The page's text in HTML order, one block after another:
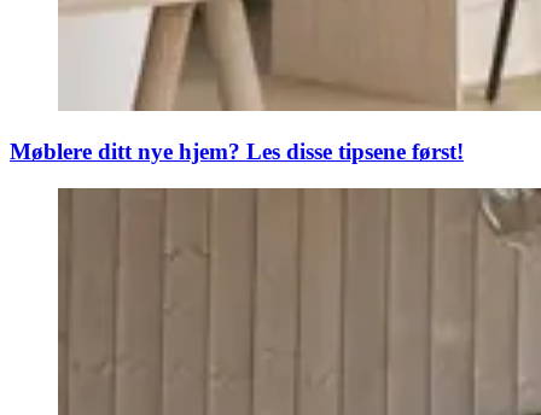
Møblere ditt nye hjem? Les disse tipsene først!